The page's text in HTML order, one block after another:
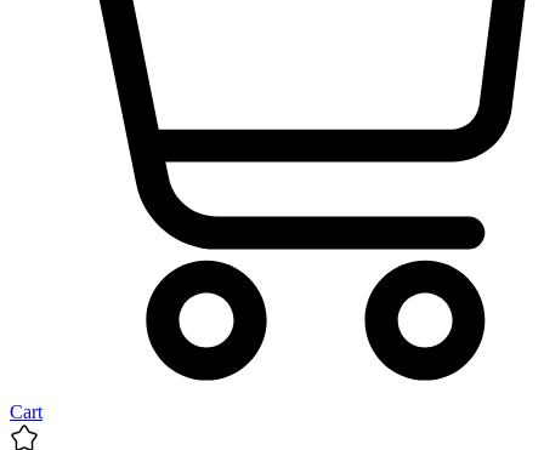
Cart